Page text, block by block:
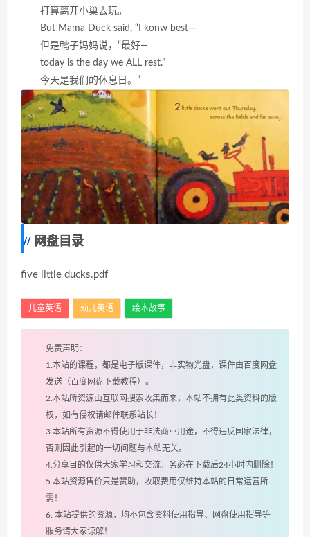
打算离开小巢去玩。
But Mama Duck said, “I konw best—
但是鸭子妈妈说，“最好—
today is the day we ALL rest.”
今天是我们的休息日。”
网盘目录
five little ducks.pdf
儿童英语 幼儿英语 绘本故事
免责声明：
1.本站的课程，都是电子版课件，非实物光盘，课件由百度网盘
发送（百度网盘下载教程）。
2.本站所资源由互联网搜索收集而来，本站不拥有此类资料的版
权，如有侵权请邮件联系站长！
3.本站所有资源不得使用于非法商业用途，不得违反国家法律，
否则因此引起的一切问题与本站无关。
4.分享目的仅供大家学习和交流，务必在下载后24小时内删除！
5.本站资源售价只是赞助，收取费用仅维持本站的日常运营所
需！
6. 本站提供的资源，均不包含资料使用指导、网盘使用指导等
服务请大家谅解！